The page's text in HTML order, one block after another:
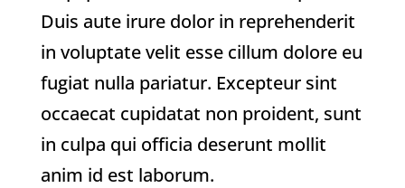
Duis aute irure dolor in reprehenderit
in voluptate velit esse cillum dolore eu
fugiat nulla pariatur. Excepteur sint
occaecat cupidatat non proident, sunt
in culpa qui officia deserunt mollit
anim id est laborum.